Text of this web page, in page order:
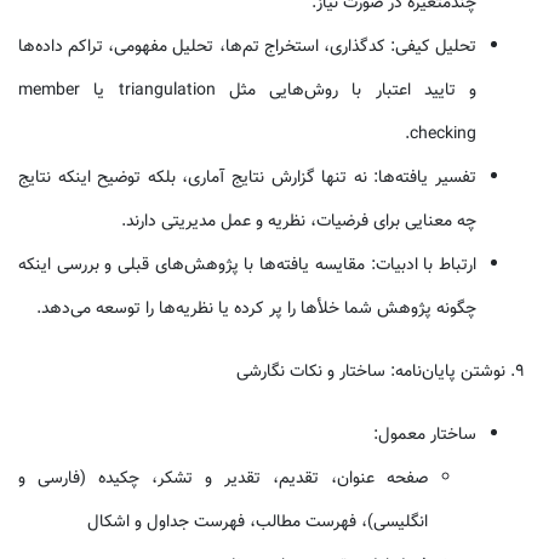
تحلیل کیفی: کدگذاری، استخراج تم‌ها، تحلیل مفهومی، تراکم داده‌ها
و تایید اعتبار با روش‌هایی مثل triangulation یا member
checking.
تفسیر یافته‌ها: نه تنها گزارش نتایج آماری، بلکه توضیح اینکه نتایج
چه معنایی برای فرضیات، نظریه و عمل مدیریتی دارند.
ارتباط با ادبیات: مقایسه یافته‌ها با پژوهش‌های قبلی و بررسی اینکه
چگونه پژوهش شما خلأها را پر کرده یا نظریه‌ها را توسعه می‌دهد.
۹. نوشتن پایان‌نامه: ساختار و نکات نگارشی
ساختار معمول:
صفحه عنوان، تقدیم، تقدیر و تشکر، چکیده (فارسی و
انگلیسی)، فهرست مطالب، فهرست جداول و اشکال